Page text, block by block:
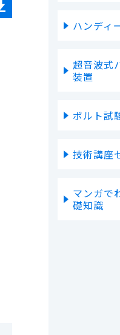
ハンディ
超音波式
装置
ボルト試
技術講座
マンガで
礎知識